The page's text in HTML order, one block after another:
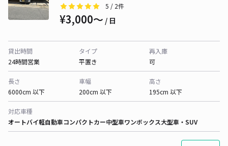
5 / 2件
¥3,000〜 / 日
貸出時間
24時間営業
タイプ
平置き
再入庫
可
長さ
6000cm 以下
車幅
200cm 以下
高さ
195cm 以下
対応車種
オートバイ軽自動車コンパクトカー中型車ワンボックス大型車・SUV